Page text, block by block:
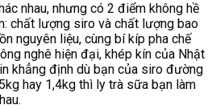
nhau, nhưng có 2 điểm không hề
chất lượng siro và chất lượng bao
nguyên liệu, cùng bí kíp pha chế
nghê hiện đại, khép kín của Nhật
khẳng định dù bạn của siro đường
hay 1,4kg thì ly trà sữa bạn làm